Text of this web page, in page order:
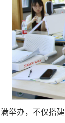
举办，不仅搭